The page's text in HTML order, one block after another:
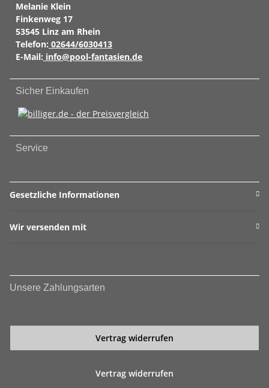
Melanie Klein
Finkenweg 17
53545 Linz am Rhein
Telefon: 02644/6030413
E-Mail: info@pool-fantasien.de
Sicher Einkaufen
Service
Gesetzliche Informationen
Wir versenden mit
Unsere Zahlungsarten
Vertrag widerrufen
Vertrag widerrufen